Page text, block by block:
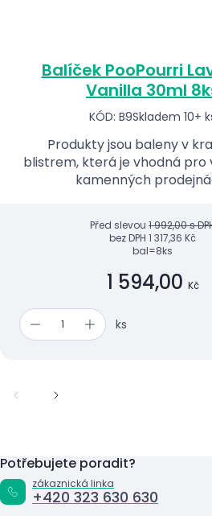
Balíček PooPourri
Vanilla 30ml
KÓD: B9Skladem 10+
Produkty jsou baleny v
blistrem, která je vhodná pro
kamenných
Před slevou 1 992,00 s
bez DPH 1 317,36 Kč
bal=8ks
1 594,00 Kč
ks
Potřebujete poradit?
zákaznická linka
+420 323 630 630